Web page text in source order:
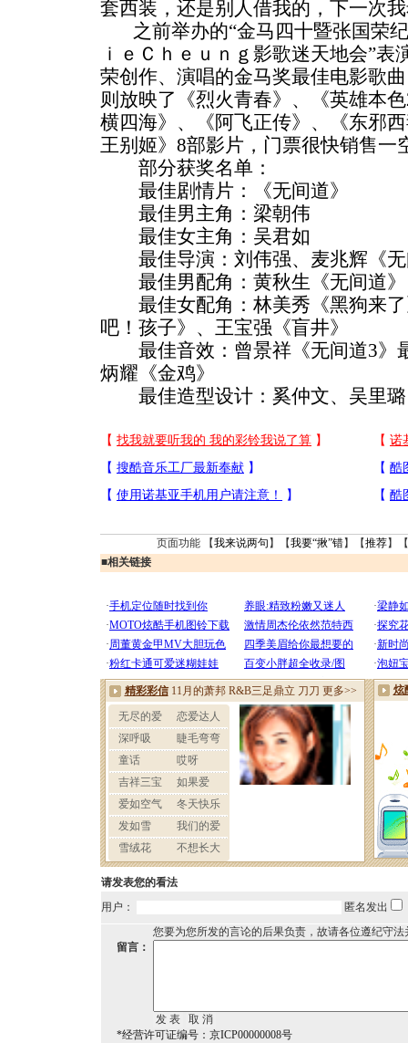
套西装，还是别人借我的，下一次
之前举办的“金马四十暨张国荣纪
ｉｅＣｈｅｕｎｇ影歌迷天地会”
荣创作、演唱的金马奖最佳电影歌
则放映了《烈火青春》、《英雄本
横四海》、《阿飞正传》、《东邪
王别姬》8部影片，门票很快销售一
部分获奖名单：
最佳剧情片：《无间道》
最佳男主角：梁朝伟
最佳女主角：吴君如
最佳导演：刘伟强、麦兆辉《无
最佳男配角：黄秋生《无间道》
最佳女配角：林美秀《黑狗来了
吧！孩子》、王宝强《盲井》
最佳音效：曾景祥《无间道3》
炳耀《金鸡》
最佳造型设计：奚仲文、吴里璐
页面功能 【我来说两句 】【我要“揪”错】【推荐】
■相关链接
请发表您的看法
用户：
匿名发出
您要为您所发的言论的后果负责，故请各位遵纪守
留言：
*经营许可证编号：京ICP00000008号